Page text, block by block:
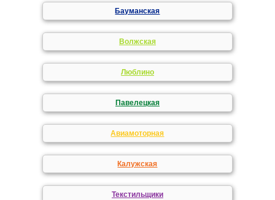
Бауманская
Волжская
Люблино
Павелецкая
Авиамоторная
Калужская
Текстильщики